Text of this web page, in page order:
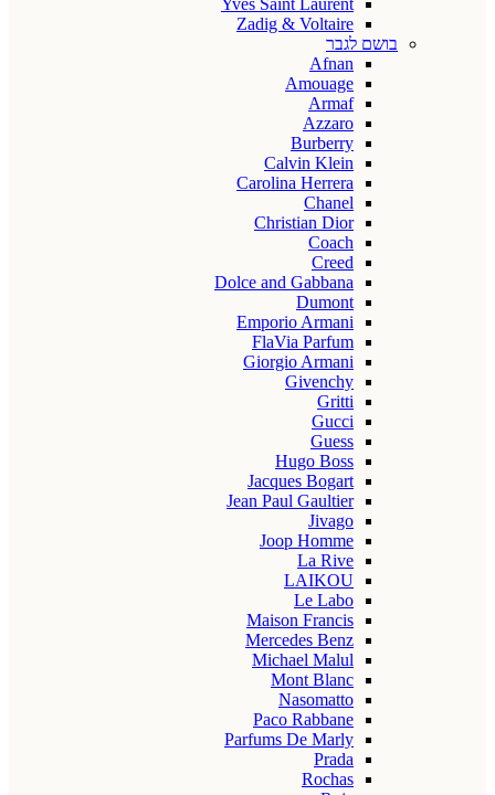
Yves Saint Laurent
Zadig & Voltaire
בושם לגבר
Afnan
Amouage
Armaf
Azzaro
Burberry
Calvin Klein
Carolina Herrera
Chanel
Christian Dior
Coach
Creed
Dolce and Gabbana
Dumont
Emporio Armani
FlaVia Parfum
Giorgio Armani
Givenchy
Gritti
Gucci
Guess
Hugo Boss
Jacques Bogart
Jean Paul Gaultier
Jivago
Joop Homme
La Rive
LAIKOU
Le Labo
Maison Francis
Mercedes Benz
Michael Malul
Mont Blanc
Nasomatto
Paco Rabbane
Parfums De Marly
Prada
Rochas